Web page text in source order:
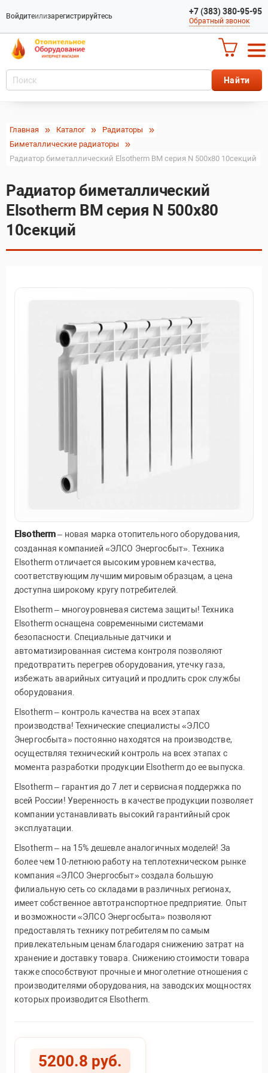
Войдитеилизарегистрируйтесь +7 (383) 380-95-95
Обратный звонок
Главная Каталог
Радиаторы
Биметаллические радиаторы
Радиатор биметаллический Elsotherm BM серия N 500х80 10секций
Радиатор биметаллический
Elsotherm BM серия N 500х80
10секций
Elsotherm– новая марка отопительного оборудования,
созданная компанией «ЭЛСО Энергосбыт». Техника
Elsotherm отличается высоким уровнем качества,
соответствующим лучшим мировым образцам, а цена
доступна широкому кругу потребителей.
Elsotherm – многоуровневая система защиты! Техника
Elsotherm оснащена современными системами
безопасности. Специальные датчики и
автоматизированная система контроля позволяют
предотвратить перегрев оборудования, утечку газа,
избежать аварийных ситуаций и продлить срок службы
оборудования.
Elsotherm – контроль качества на всех этапах
производства! Технические специалисты «ЭЛСО
Энергосбыта» постоянно находятся на производстве,
осуществляя технический контроль на всех этапах с
момента разработки продукции Elsotherm до ее выпуска.
Elsotherm – гарантия до 7 лет и сервисная поддержка по
всей России! Уверенность в качестве продукции позволяет
компании устанавливать высокий гарантийный срок
эксплуатации.
Elsotherm – на 15% дешевле аналогичных моделей! За
более чем 10-летнюю работу на теплотехническом рынке
компания «ЭЛСО Энергосбыт» создала большую
филиальную сеть со складами в различных регионах,
имеет собственное автотранспортное предприятие. Опыт
и возможности «ЭЛСО Энергосбыта» позволяют
предоставлять технику потребителям по самым
привлекательным ценам благодаря снижению затрат на
хранение и доставку товара. Снижению стоимости товара
также способствуют прочные и многолетние отношения с
производителями оборудования, на заводских мощностях
которых производится Elsotherm.
5200.8 руб.